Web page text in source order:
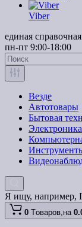
Viber
единая справочная
пн-пт 9:00-18:00
Везде
Автотовары
Бытовая
Электроника
Я ищу, например,
0 Tоваров,на